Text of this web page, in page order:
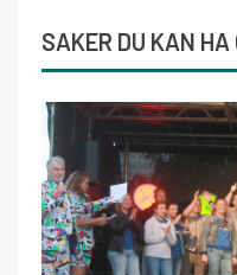
SAKER DU KAN